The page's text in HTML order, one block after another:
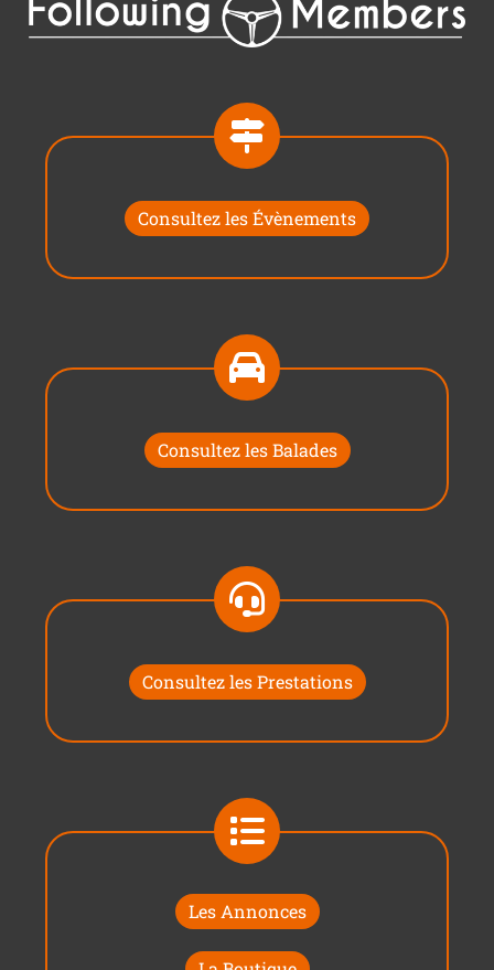
Consultez les Évènements
Consultez les Balades
Consultez les Prestations
Les Annonces